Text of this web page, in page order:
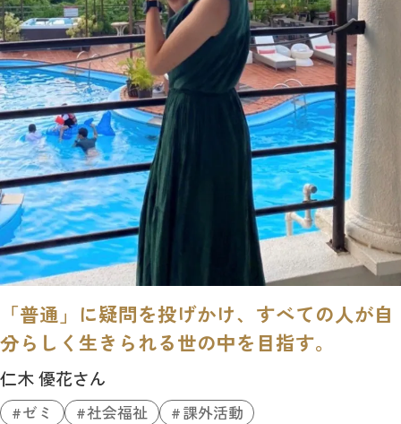
「普通」に疑問を投げかけ、すべての人が自
分らしく生きられる世の中を目指す。
仁木 優花さん
ゼミ 社会福祉 課外活動